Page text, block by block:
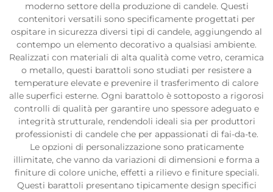
moderno settore della produzione di candele. Questi
contenitori versatili sono specificamente progettati per
ospitare in sicurezza diversi tipi di candele, aggiungendo al
contempo un elemento decorativo a qualsiasi ambiente.
Realizzati con materiali di alta qualità come vetro, ceramica
o metallo, questi barattoli sono studiati per resistere a
temperature elevate e prevenire il trasferimento di calore
alle superfici esterne. Ogni barattolo è sottoposto a rigorosi
controlli di qualità per garantire uno spessore adeguato e
integrità strutturale, rendendoli ideali sia per produttori
professionisti di candele che per appassionati di fai-da-te.
Le opzioni di personalizzazione sono praticamente
illimitate, che vanno da variazioni di dimensioni e forma a
finiture di colore uniche, effetti a rilievo e finiture speciali.
Questi barattoli presentano tipicamente design specifici